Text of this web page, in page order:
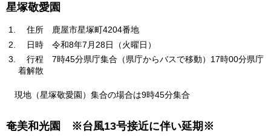
星塚敬愛園
住所
鹿屋市星塚町4204番地
日時 令和8年7月28日（火曜日）
行程
7時45分県庁集合（県庁からバスで移動）17時00分県庁
着解散
現地（星塚敬愛園）集合の場合は9時45分集合
奄美和光園 ※台風13号接近に伴い延期※